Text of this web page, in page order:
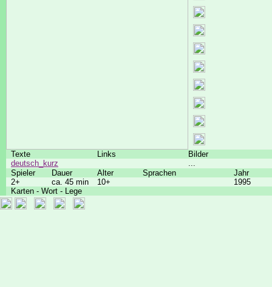
Texte Links
Bilder
deutsch_kurz
...
Spieler
Dauer Alter Sprachen
Jahr
2+
ca. 45 min 10+
1995
Karten - Wort - Lege